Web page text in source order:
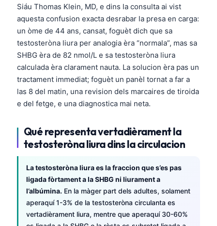
Siáu Thomas Klein, MD, e dins la consulta ai vist
aquesta confusion exacta desrabar la presa en carga:
un òme de 44 ans, cansat, foguèt dich que sa
testosteròna liura per analogia èra “normala”, mas sa
SHBG èra de 82 nmol/L e sa testosteròna liura
calculada èra clarament nauta. La solucion èra pas un
tractament immediat; foguèt un panèl tornat a far a
las 8 del matin, una revision dels marcaires de tiroida
e del fetge, e una diagnostica mai neta.
Qué representa vertadièrament la
testosteròna liura dins la circulacion
La testosteròna liura es la fraccion que s’es pas
ligada fòrtament a la SHBG ni liurament a
l’albúmina. En la màger part dels adultes, solament
aperaquí 1-3% de la testosteròna circulanta es
vertadièrament liura, mentre que aperaquí 30-60%